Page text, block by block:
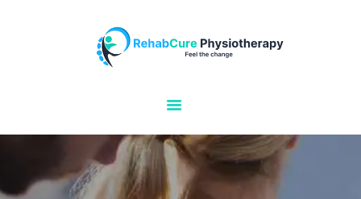
Rehabcure Physiotherapy
OUR SERVICES
CONTACT US